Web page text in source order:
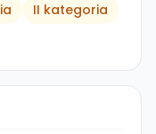
II kategoria